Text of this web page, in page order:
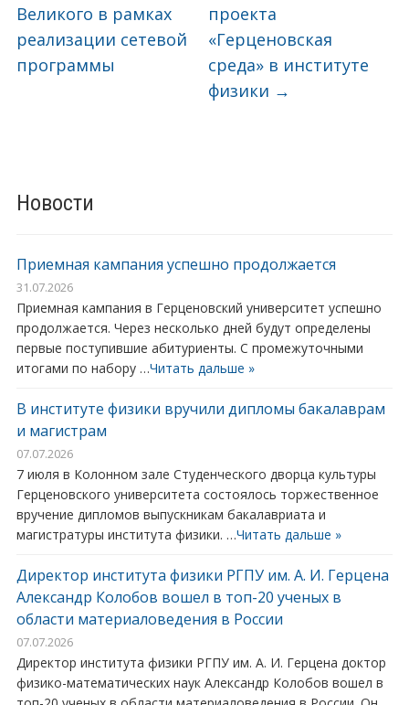
Великого в рамках
реализации сетевой
программы
проекта
«Герценовская
среда» в институте
физики →
Новости
Приемная кампания успешно продолжается
31.07.2026
Приемная кампания в Герценовский университет успешно
продолжается. Через несколько дней будут определены
первые поступившие абитуриенты. С промежуточными
итогами по набору …Читать дальше »
В институте физики вручили дипломы бакалаврам
и магистрам
07.07.2026
7 июля в Колонном зале Студенческого дворца культуры
Герценовского университета состоялось торжественное
вручение дипломов выпускникам бакалавриата и
магистратуры института физики. …Читать дальше »
Директор института физики РГПУ им. А. И. Герцена
Александр Колобов вошел в топ-20 ученых в
области материаловедения в России
07.07.2026
Директор института физики РГПУ им. А. И. Герцена доктор
физико-математических наук Александр Колобов вошел в